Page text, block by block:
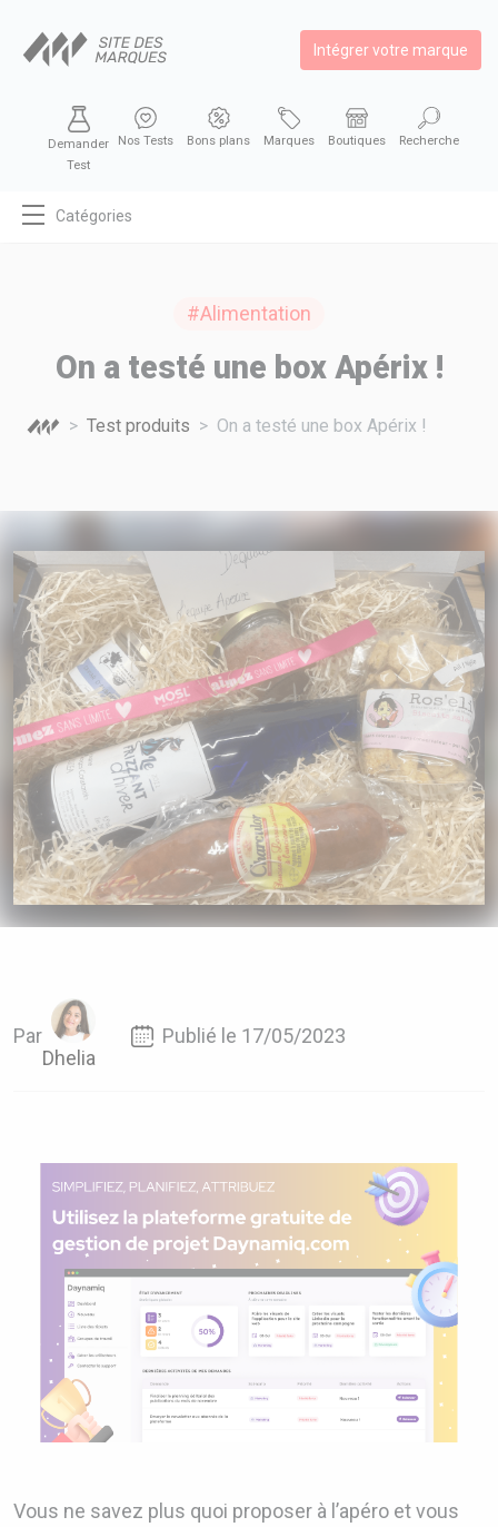
Intégrer votre marque
Demander
Test
Nos Tests Bons plans Marques Boutiques Recherche
Catégories
SE DIVERTIR
BIO & ENVIRONNEMENT
ENTREPRISE
ANIMAUX
CATALOGUES
#Alimentation
On a testé une box Apérix !
Test produits On a testé une box Apérix !
Par
Dhelia
Publié le 17/05/2023
Vous ne savez plus quoi proposer à l’apéro et vous